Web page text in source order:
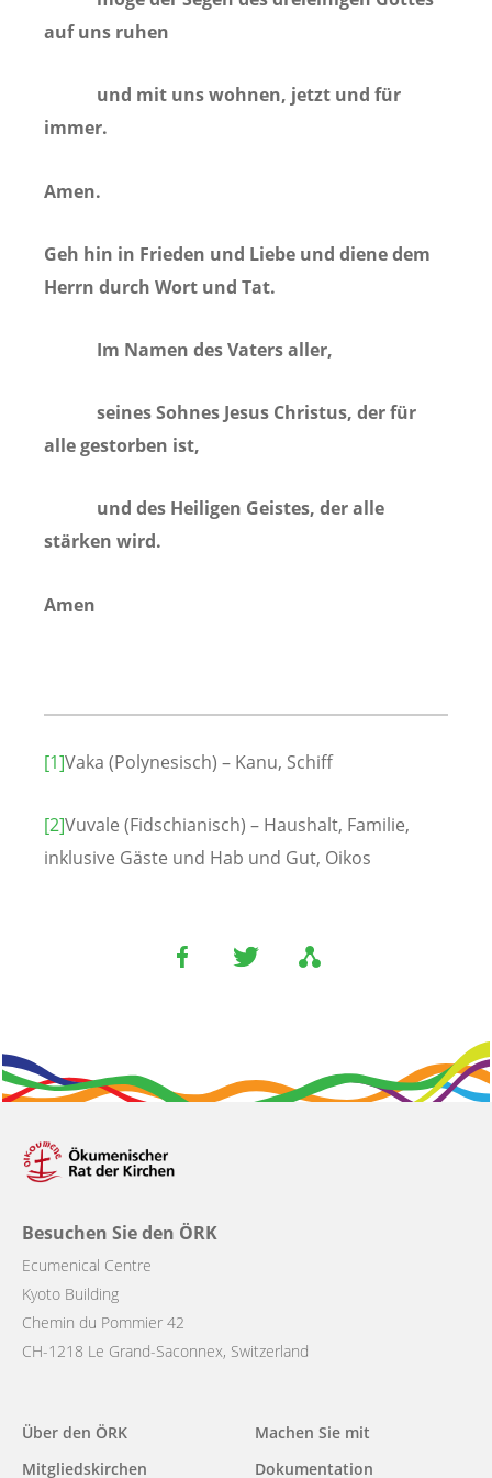
auf uns ruhen
und mit uns wohnen, jetzt und für
immer.
Amen.
Geh hin in Frieden und Liebe und diene dem
Herrn durch Wort und Tat.
Im Namen des Vaters aller,
seines Sohnes Jesus Christus, der für
alle gestorben ist,
und des Heiligen Geistes, der alle
stärken wird.
Amen
[1]Vaka (Polynesisch) – Kanu, Schiff
[2]Vuvale (Fidschianisch) – Haushalt, Familie,
inklusive Gäste und Hab und Gut, Oikos
Besuchen Sie den ÖRK
Ecumenical Centre
Kyoto Building
Chemin du Pommier 42
CH-1218 Le Grand-Saconnex, Switzerland
Main
navigation
Über den ÖRK
Mitgliedskirchen
Machen Sie mit
Dokumentation